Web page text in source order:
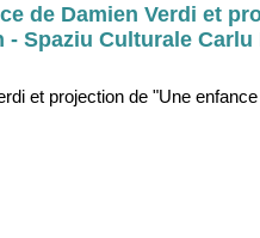
de Damien Verdi et
- Spaziu Culturale
et projection de "Une